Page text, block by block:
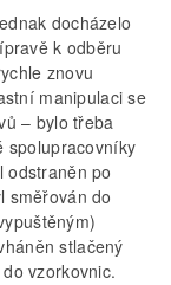
docházelo
k odběru
znovu
manipulaci se
– bylo třeba
spolupracovníky
odstraněn po
směřován do
stlačený
vzorkovnic.